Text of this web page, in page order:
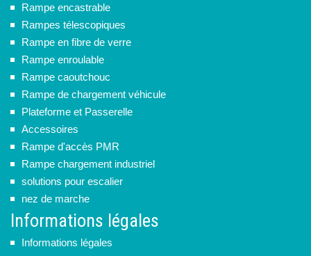
Rampe encastrable
Rampes télescopiques
Rampe en fibre de verre
Rampe enroulable
Rampe caoutchouc
Rampe de chargement véhicule
Plateforme et Passerelle
Accessoires
Rampe d'accès PMR
Rampe chargement industriel
solutions pour escalier
nez de marche
Informations légales
Informations légales